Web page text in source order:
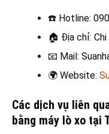
☎️ Hotline:
🏠 Địa chỉ:
📧 Mail:
🌍 Website:
Các dịch vụ liên
bằng máy lò xo tại